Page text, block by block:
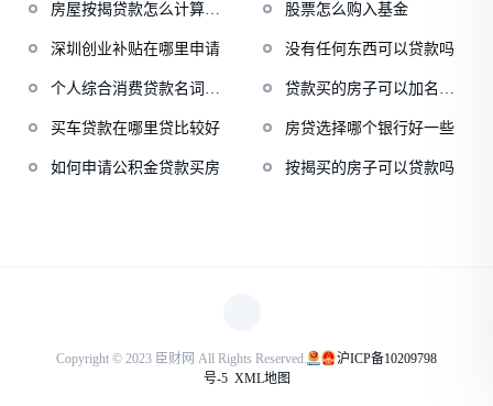
房屋按揭贷款怎么计算月
股票怎么购入基金
深圳创业补贴在哪里申请 没有任何东西可以贷款吗
个人综合消费贷款名词解
贷款买的房子可以加名字
买车贷款在哪里贷比较好
房贷选择哪个银行好一些
如何申请公积金贷款买房 按揭买的房子可以贷款吗
Copyright © 2023 臣财网 All Rights Reserved.
沪ICP备10209798
号-5 XML地图